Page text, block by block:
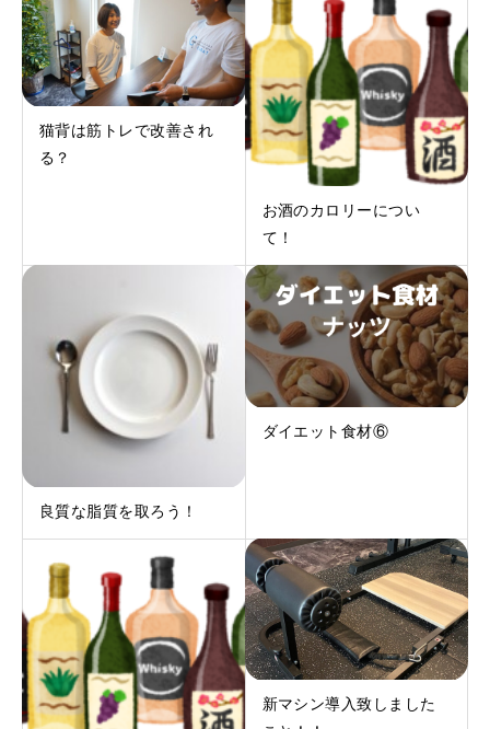
猫背は筋トレで改善され
る？
お酒のカロリーについ
て！
良質な脂質を取ろう！
ダイエット食材⑥
新マシン導入致しました